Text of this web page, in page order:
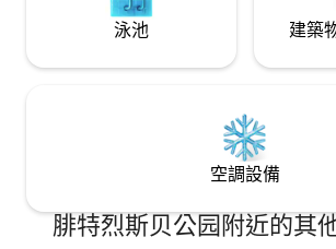
泳池 建築
空調設備
腓特烈斯贝公园附近的其